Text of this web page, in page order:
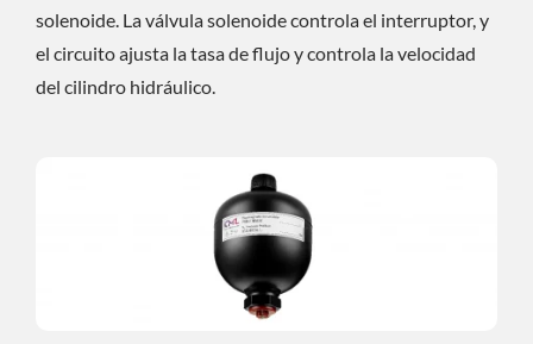
solenoide. La válvula solenoide controla el interruptor, y
el circuito ajusta la tasa de flujo y controla la velocidad
del cilindro hidráulico.